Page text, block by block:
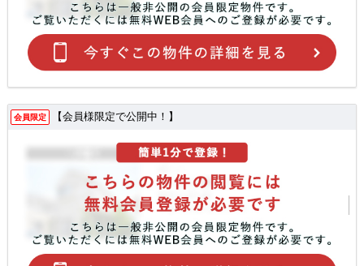
会員限定 【会員様限定で公開中！】